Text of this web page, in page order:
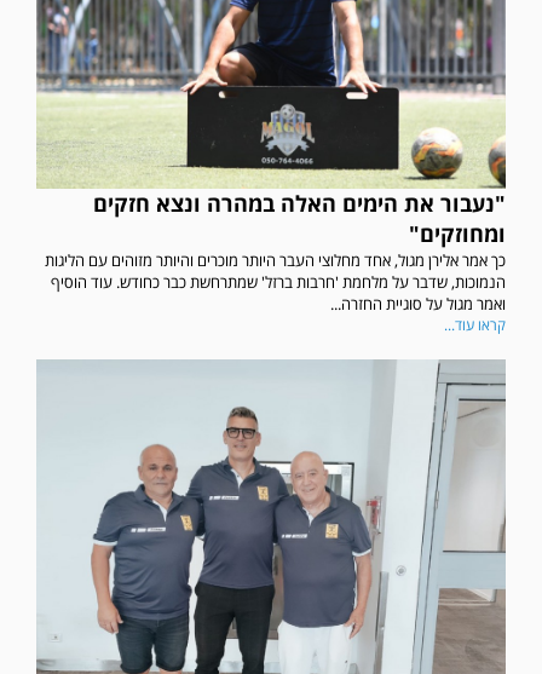
"נעבור את הימים האלה במהרה ונצא חזקים
ומחוזקים"
כך אמר אלירן מגול, אחד מחלוצי העבר היותר מוכרים והיותר מזוהים עם הליגות
הנמוכות, שדבר על מלחמת 'חרבות ברזל' שמתרחשת כבר כחודש. עוד הוסיף
ואמר מגול על סוגיית החזרה...
קראו עוד...